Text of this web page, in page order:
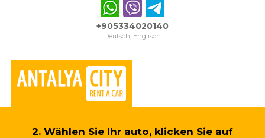
+905334020140
Deutsch, Englisch
2. Wählen Sie Ihr auto, klicken Sie auf